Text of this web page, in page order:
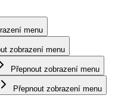
menu
zobrazení menu
Přepnout zobrazení menu
Přepnout zobrazení menu